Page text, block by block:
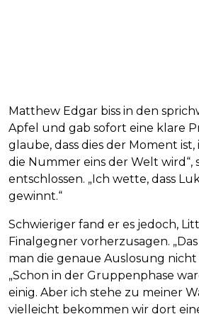
Matthew Edgar biss in den
Apfel und gab sofort eine klare
glaube, dass dies der Moment
die Nummer eins der Welt wird“,
entschlossen. „Ich wette, dass
gewinnt.“
Schwieriger fand er es jedoch,
Finalgegner vorherzusagen.
man die genaue Auslosung nicht
„Schon in der Gruppenphase
einig. Aber ich stehe zu meiner
vielleicht bekommen wir dort